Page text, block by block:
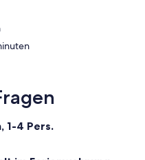
- ‬7 Autominuten
1-4 Pers.